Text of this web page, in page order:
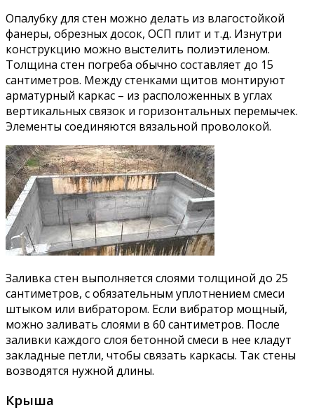
Опалубку для стен можно делать из влагостойкой
фанеры, обрезных досок, ОСП плит и т.д. Изнутри
конструкцию можно выстелить полиэтиленом.
Толщина стен погреба обычно составляет до 15
сантиметров. Между стенками щитов монтируют
арматурный каркас – из расположенных в углах
вертикальных связок и горизонтальных перемычек.
Элементы соединяются вязальной проволокой.
Заливка стен выполняется слоями толщиной до 25
сантиметров, с обязательным уплотнением смеси
штыком или вибратором. Если вибратор мощный,
можно заливать слоями в 60 сантиметров. После
заливки каждого слоя бетонной смеси в нее кладут
закладные петли, чтобы связать каркасы. Так стены
возводятся нужной длины.
Крыша